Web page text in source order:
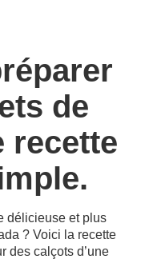
de
recette
délicieuse et plus
? Voici la recette
des calçots d’une